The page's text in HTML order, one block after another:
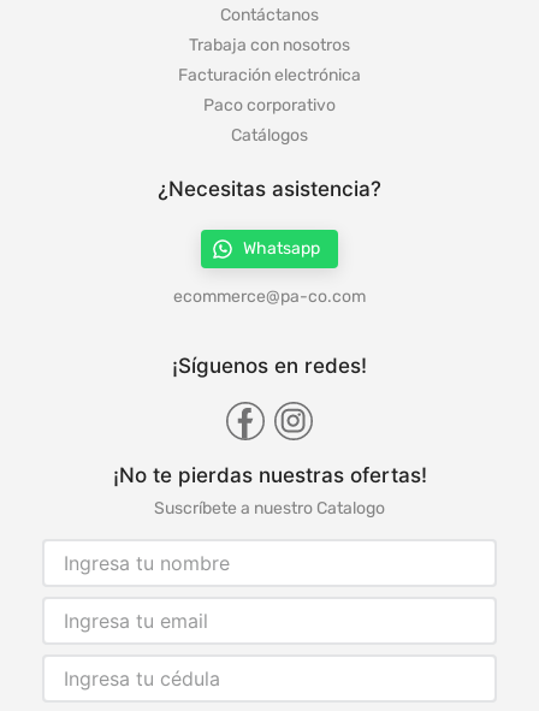
Contáctanos
Trabaja con nosotros
Facturación electrónica
Paco corporativo
Catálogos
¿Necesitas asistencia?
Whatsapp
ecommerce@pa-co.com
¡Síguenos en redes!
¡No te pierdas nuestras ofertas!
Suscríbete a nuestro Catalogo